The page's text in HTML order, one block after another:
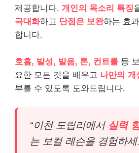
제공합니다. 개인의 목소리 특징
극대화하고 단점은 보완하는 효
합니다.
호흡, 발성, 발음, 톤, 컨트롤 등
요한 모든 것을 배우고 나만의 개
부를 수 있도록 도와드립니다.
“이천 도립리에서 실력
는 보컬 레슨을 경험하세